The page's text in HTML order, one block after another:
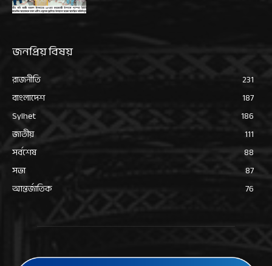
জনপ্রিয় বিষয়
রাজনীতি
231
বাংলাদেশ
187
Sylhet
186
জাতীয়
111
সর্বশেষ
88
সভা
87
আন্তর্জাতিক
76